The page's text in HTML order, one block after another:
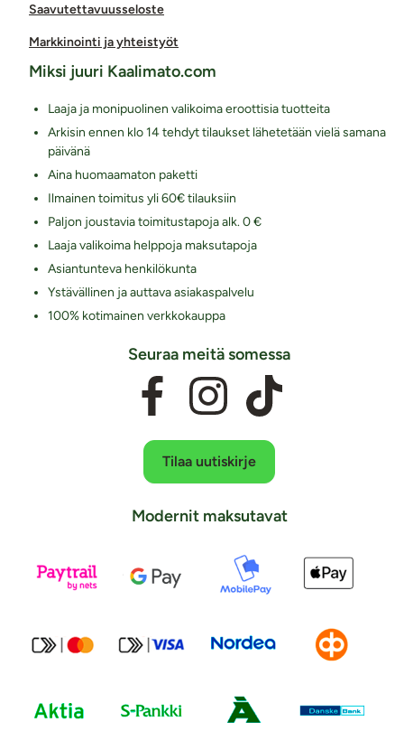
Saavutettavuusseloste
Markkinointi ja yhteistyöt
Miksi juuri Kaalimato.com
Laaja ja monipuolinen valikoima eroottisia tuotteita
Arkisin ennen klo 14 tehdyt tilaukset lähetetään vielä samana
päivänä
Aina huomaamaton paketti
Ilmainen toimitus yli 60€ tilauksiin
Paljon joustavia toimitustapoja alk. 0 €
Laaja valikoima helppoja maksutapoja
Asiantunteva henkilökunta
Ystävällinen ja auttava asiakaspalvelu
100% kotimainen verkkokauppa
Seuraa meitä somessa
Tilaa uutiskirje
Modernit maksutavat